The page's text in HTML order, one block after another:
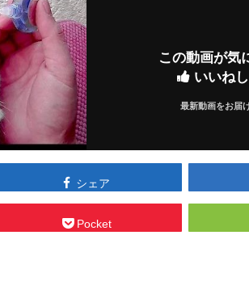
この動画が気
いいね
最新動画をお届
シェア
Pocket